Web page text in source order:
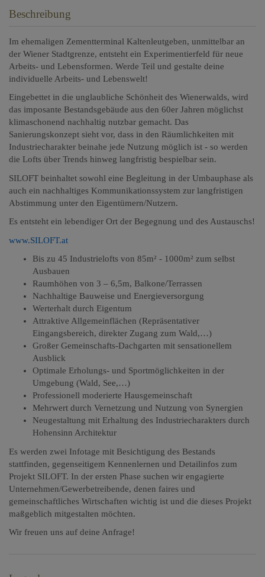
Beschreibung
Im ehemaligen Zementterminal Kaltenleutgeben, unmittelbar an
der Wiener Stadtgrenze, entsteht ein Experimentierfeld für neue
Arbeits- und Lebensformen. Werde Teil und gestalte deine
individuelle Arbeits- und Lebenswelt!
Eingebettet in die unglaubliche Schönheit des Wienerwalds, wird
das imposante Bestandsgebäude aus den 60er Jahren möglichst
klimaschonend nachhaltig nutzbar gemacht. Das
Sanierungskonzept sieht vor, dass in den Räumlichkeiten mit
Industriecharakter beinahe jede Nutzung möglich ist - so werden
die Lofts über Trends hinweg langfristig bespielbar sein.
SILOFT beinhaltet sowohl eine Begleitung in der Umbauphase als
auch ein nachhaltiges Kommunikationssystem zur langfristigen
Abstimmung unter den Eigentümern/Nutzern.
Es entsteht ein lebendiger Ort der Begegnung und des Austauschs!
www.SILOFT.at
Bis zu 45 Industrielofts von 85m² - 1000m² zum selbst
Ausbauen
Raumhöhen von 3 – 6,5m, Balkone/Terrassen
Nachhaltige Bauweise und Energieversorgung
Werterhalt durch Eigentum
Attraktive Allgemeinflächen (Repräsentativer
Eingangsbereich, direkter Zugang zum Wald,…)
Großer Gemeinschafts-Dachgarten mit sensationellem
Ausblick
Optimale Erholungs- und Sportmöglichkeiten in der
Umgebung (Wald, See,…)
Professionell moderierte Hausgemeinschaft
Mehrwert durch Vernetzung und Nutzung von Synergien
Neugestaltung mit Erhaltung des Industriecharakters durch
Hohensinn Architektur
Es werden zwei Infotage mit Besichtigung des Bestands
stattfinden, gegenseitigem Kennenlernen und Detailinfos zum
Projekt SILOFT. In der ersten Phase suchen wir engagierte
Unternehmen/Gewerbetreibende, denen faires und
gemeinschaftliches Wirtschaften wichtig ist und die dieses Projekt
maßgeblich mitgestalten möchten.
Wir freuen uns auf deine Anfrage!